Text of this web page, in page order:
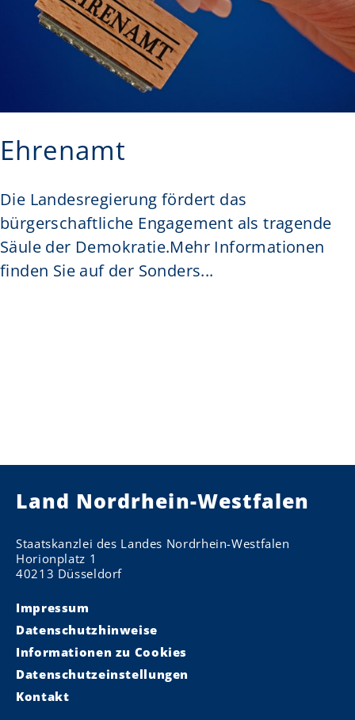
Ehrenamt
Die Landesregierung fördert das
bürgerschaftliche Engagement als tragende
Säule der Demokratie.Mehr Informationen
finden Sie auf der Sonders...
Land Nordrhein-Westfalen
Staatskanzlei des Landes Nordrhein-Westfalen
Horionplatz 1
40213 Düsseldorf
Impressum
Datenschutzhinweise
Informationen zu Cookies
Datenschutzeinstellungen
Kontakt